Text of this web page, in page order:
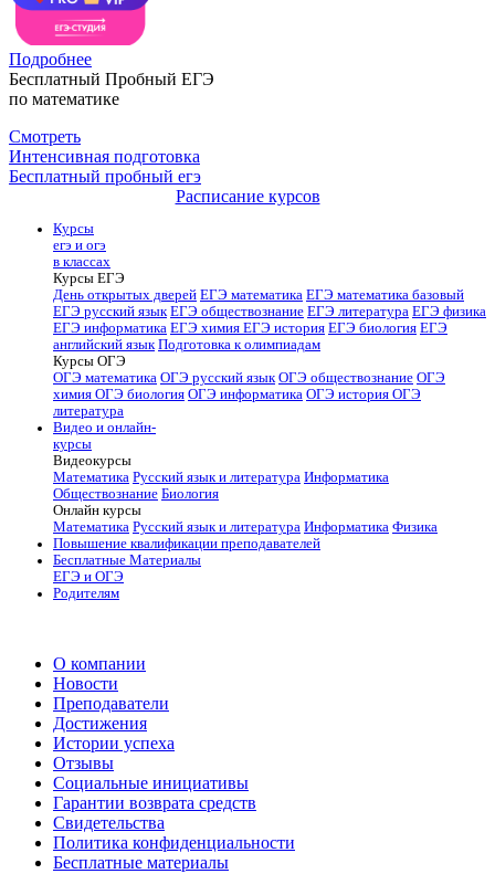
Подробнее
Бесплатный Пробный ЕГЭ
по математике
Смотреть
Интенсивная подготовка
Бесплатный пробный егэ
Расписание курсов
Курсы
егэ и огэ
в классах
Курсы ЕГЭ
День открытых дверей ЕГЭ математика ЕГЭ математика базовый
ЕГЭ русский язык ЕГЭ обществознание ЕГЭ литература ЕГЭ физика
ЕГЭ информатика ЕГЭ химия ЕГЭ история ЕГЭ биология ЕГЭ
английский язык Подготовка к олимпиадам
Курсы ОГЭ
ОГЭ математика ОГЭ русский язык ОГЭ обществознание ОГЭ
химия ОГЭ биология ОГЭ информатика ОГЭ история ОГЭ
литература
Видео и онлайн-
курсы
Видеокурсы
Математика Русский язык и литература Информатика
Обществознание Биология
Онлайн курсы
Математика Русский язык и литература Информатика Физика
Повышение квалификации преподавателей
Бесплатные Материалы
ЕГЭ и ОГЭ
Родителям
О компании
Новости
Преподаватели
Достижения
Истории успеха
Отзывы
Социальные инициативы
Гарантии возврата средств
Свидетельства
Политика конфиденциальности
Бесплатные материалы